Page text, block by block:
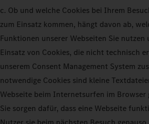
c. Ob und welche Cookies bei Ihrem
zum Einsatz kommen, hängt davon ab,
Funktionen unserer Webseiten Sie nutzen
Einsatz von Cookies, die nicht technisch
unserem Consent Management System
notwendige Cookies sind kleine
Webseite beim Internetsurfen im Browser
Sie sorgen dafür, dass eine Webseite